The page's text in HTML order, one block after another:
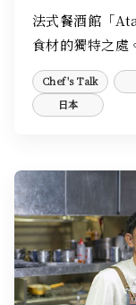
法式餐酒館「
食材的獨特之處
Chef's Talk
日本